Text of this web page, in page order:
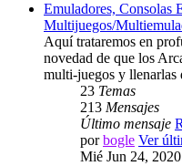
Emuladores, Consolas
Multijuegos/
Aquí trataremos en
novedad de que los
multi-juegos y llenarlas
23 Temas
213 Mensajes
Último mensaje
porbogle Ver
Mié Jun 24,